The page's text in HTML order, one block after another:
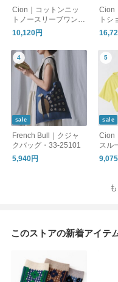
Cion｜コットンニッ
トノースリーブワンピ
ース・19-24114 サマ
ーニット
10,120円
Cion
トシ
ンピ
sale
French Bull｜クジャ
クバッグ・33-25101
5,940円
sale
Cion
スル
シャ
袖
このストアの新着アイテ